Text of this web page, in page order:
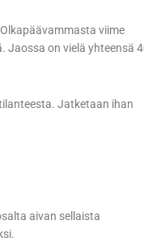
viime
Jaossa on vielä yhteensä
Jatketaan ihan
aivan sellaista